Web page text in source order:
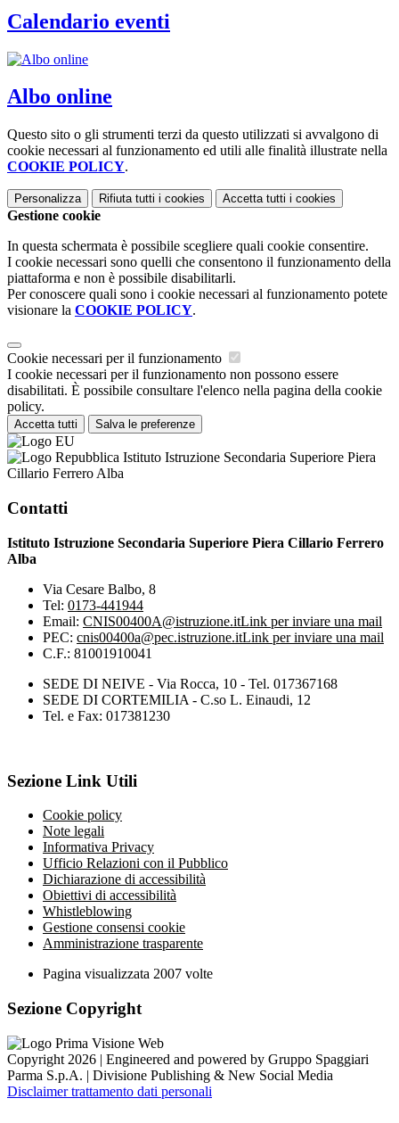
Calendario eventi
Albo online
Questo sito o gli strumenti terzi da questo utilizzati si avvalgono di
cookie necessari al funzionamento ed utili alle finalità illustrate nella
COOKIE POLICY.
Personalizza Rifiuta tutti i cookies Accetta tutti i cookies
Gestione cookie
In questa schermata è possibile scegliere quali cookie consentire.
I cookie necessari sono quelli che consentono il funzionamento della
piattaforma e non è possibile disabilitarli.
Per conoscere quali sono i cookie necessari al funzionamento potete
visionare la COOKIE POLICY.
Cookie necessari per il funzionamento
I cookie necessari per il funzionamento non possono essere
disabilitati. È possibile consultare l'elenco nella pagina della cookie
policy.
Accetta tutti Salva le preferenze
Istituto Istruzione Secondaria Superiore Piera
Cillario Ferrero Alba
Contatti
Istituto Istruzione Secondaria Superiore Piera Cillario Ferrero
Alba
Via Cesare Balbo, 8
Tel: 0173-441944
Email: CNIS00400A@istruzione.itLink per inviare una mail
PEC: cnis00400a@pec.istruzione.itLink per inviare una mail
C.F.: 81001910041
SEDE DI NEIVE - Via Rocca, 10 - Tel. 017367168
SEDE DI CORTEMILIA - C.so L. Einaudi, 12
Tel. e Fax: 017381230
Sezione Link Utili
Cookie policy
Note legali
Informativa Privacy
Ufficio Relazioni con il Pubblico
Dichiarazione di accessibilità
Obiettivi di accessibilità
Whistleblowing
Gestione consensi cookie
Amministrazione trasparente
Pagina visualizzata 2007 volte
Sezione Copyright
Copyright 2026 | Engineered and powered by Gruppo Spaggiari
Parma S.p.A. | Divisione Publishing & New Social Media
Disclaimer trattamento dati personali